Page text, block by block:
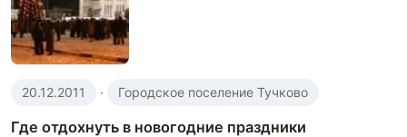
20.12.2011 · Городское поселение Тучково
Где отдохнуть в новогодние праздники